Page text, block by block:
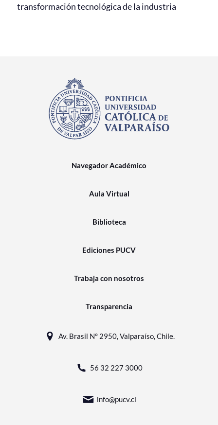
transformación tecnológica de la industria
Navegador Académico
Aula Virtual
Biblioteca
Ediciones PUCV
Trabaja con nosotros
Transparencia
Av. Brasil N° 2950, Valparaíso, Chile.
56 32 227 3000
info@pucv.cl